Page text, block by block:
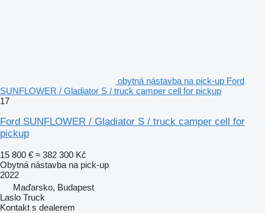
obytná nástavba na pick-up Ford
SUNFLOWER / Gladiator S / truck camper cell for pickup
17
Ford SUNFLOWER / Gladiator S / truck camper cell for
pickup
15 800 € ≈ 382 300 Kč
Obytná nástavba na pick-up
2022
Maďarsko, Budapest
Laslo Truck
Kontakt s dealerem